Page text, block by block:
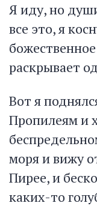
Я иду, но
все это, я
раскрывает
Вот я
Пропилеям и
моря и вижу
Пирее, и
каких-то